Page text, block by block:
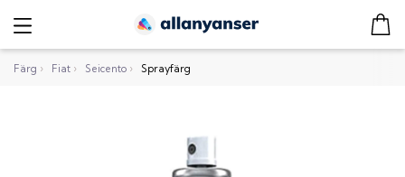
Färg › Fiat › Seicento › Sprayfärg